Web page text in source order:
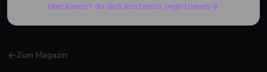
Hier kannst du dich kostenlos registrieren
Zum Magazin